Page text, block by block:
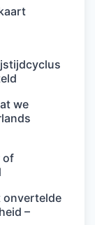
we
of
onvertelde
–